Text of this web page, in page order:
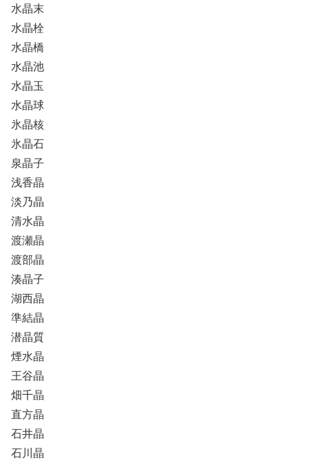
水晶末
水晶栓
水晶橋
水晶池
水晶玉
水晶球
氷晶核
氷晶石
泉晶子
浅香晶
淡乃晶
清水晶
渡瀬晶
渡部晶
湊晶子
湖西晶
準結晶
潜晶質
煙水晶
王谷晶
畑千晶
直方晶
石井晶
石川晶